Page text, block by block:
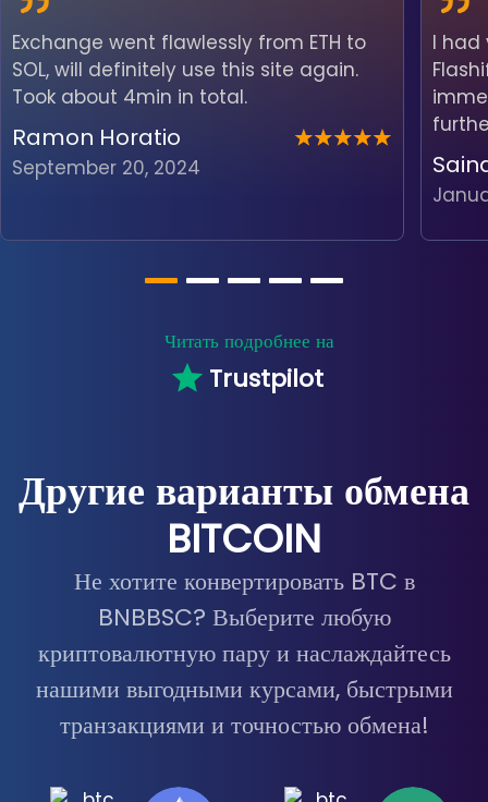
Exchange went flawlessly from ETH to
SOL, will definitely use this site again.
Took about 4min in total.
Ramon Horatio
September 20, 2024
I had
Читать подробнее на
Trustpilot
Другие варианты обмена
BITCOIN
Не хотите конвертировать BTC в
BNBBSC? Выберите любую
криптовалютную пару и наслаждайтесь
нашими выгодными курсами, быстрыми
транзакциями и точностью обмена!